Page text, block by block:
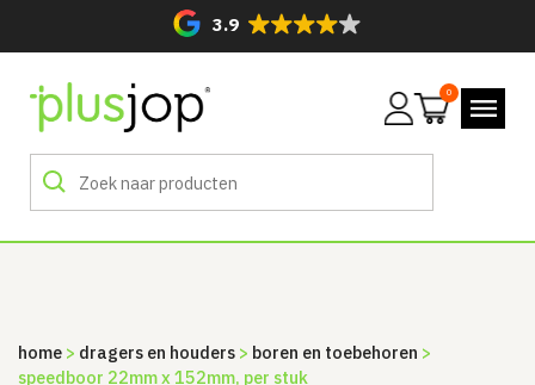
3.9
Mijn
0
home > dragers en houders > boren en toebehoren >
speedboor 22mm x 152mm, per stuk